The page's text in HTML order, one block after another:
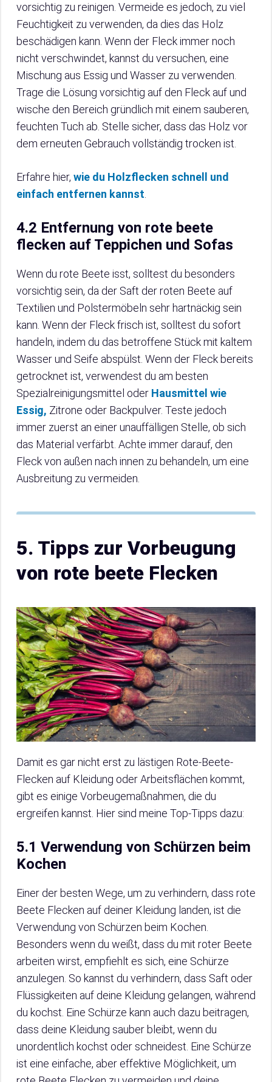
vorsichtig zu reinigen. Vermeide es jedoch, zu viel
Feuchtigkeit zu verwenden, da dies das Holz
beschädigen kann. Wenn der Fleck immer noch
nicht verschwindet, kannst du versuchen, eine
Mischung aus Essig und Wasser zu verwenden.
Trage die Lösung vorsichtig auf den Fleck auf und
wische den Bereich gründlich mit einem sauberen,
feuchten Tuch ab. Stelle sicher, dass das Holz vor
dem erneuten Gebrauch vollständig trocken ist.
Erfahre hier, wie du Holzflecken schnell und
einfach entfernen kannst
4.2 Entfernung von rote beete
flecken auf Teppichen und Sofas
Wenn du rote Beete isst, solltest du besonders
vorsichtig sein, da der Saft der roten Beete auf
Textilien und Polstermöbeln sehr hartnäckig sein
kann. Wenn der Fleck frisch ist, solltest du sofort
handeln, indem du das betroffene Stück mit kaltem
Wasser und Seife abspülst. Wenn der Fleck bereits
getrocknet ist, verwendest du am besten
Spezialreinigungsmittel oder Hausmittel wie
Essig, Zitrone oder Backpulver. Teste jedoch
immer zuerst an einer unauffälligen Stelle, ob sich
das Material verfärbt. Achte immer darauf, den
Fleck von außen nach innen zu behandeln, um eine
Ausbreitung zu vermeiden.
5. Tipps zur Vorbeugung
von rote beete Flecken
Damit es gar nicht erst zu lästigen Rote-Beete-
Flecken auf Kleidung oder Arbeitsflächen kommt,
gibt es einige Vorbeugemaßnahmen, die du
ergreifen kannst. Hier sind meine Top-Tipps dazu:
5.1 Verwendung von Schürzen beim
Kochen
Einer der besten Wege, um zu verhindern, dass rote
Beete Flecken auf deiner Kleidung landen, ist die
Verwendung von Schürzen beim Kochen.
Besonders wenn du weißt, dass du mit roter Beete
arbeiten wirst, empfiehlt es sich, eine Schürze
anzulegen. So kannst du verhindern, dass Saft oder
Flüssigkeiten auf deine Kleidung gelangen, während
du kochst. Eine Schürze kann auch dazu beitragen,
dass deine Kleidung sauber bleibt, wenn du
unordentlich kochst oder schneidest. Eine Schürze
ist eine einfache, aber effektive Möglichkeit, um